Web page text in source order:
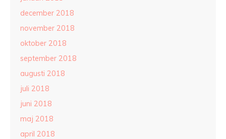
december 2018
november 2018
oktober 2018
september 2018
augusti 2018
juli 2018
juni 2018
maj 2018
april 2018